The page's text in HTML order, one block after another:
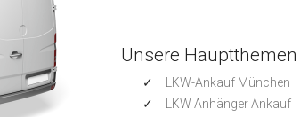
Unsere Hauptthemen
LKW-Ankauf München
LKW Anhänger Ankauf